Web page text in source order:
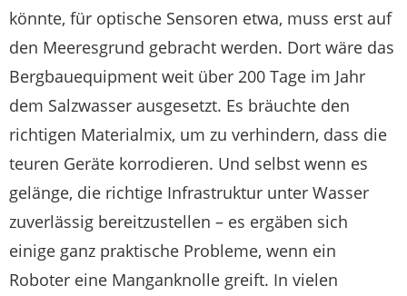
könnte, für optische Sensoren etwa, muss erst auf
den Meeresgrund gebracht werden. Dort wäre das
Bergbauequipment weit über 200 Tage im Jahr
dem Salzwasser ausgesetzt. Es bräuchte den
richtigen Materialmix, um zu verhindern, dass die
teuren Geräte korrodieren. Und selbst wenn es
gelänge, die richtige Infrastruktur unter Wasser
zuverlässig bereitzustellen – es ergäben sich
einige ganz praktische Probleme, wenn ein
Roboter eine Manganknolle greift. In vielen